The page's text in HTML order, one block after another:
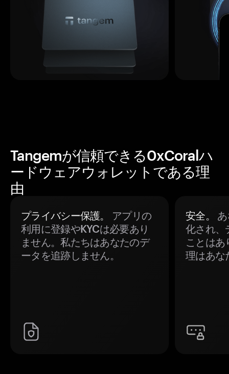
Tangemが信頼できる0xCoralハ
ードウェアウォレットである理
由
プライバシー保護。
アプリの
利用に登録やKYCは必要あり
ません。私たちはあなたのデ
ータを追跡しません。
安全。
化され、
ことはあ
理はあな